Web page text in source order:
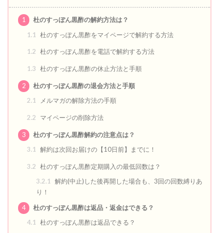
1
杜のすっぽん黒酢の解約方法は？
1.1
杜のすっぽん黒酢をマイページで解約する方法
1.2 杜のすっぽん黒酢を電話で解約する方法
1.3 杜のすっぽん黒酢の休止方法と手順
2
杜のすっぽん黒酢の退会方法と手順
2.1
メルマガの解除方法の手順
2.2 マイページの削除方法
3
杜のすっぽん黒酢解約の注意点は？
3.1
解約は次回お届けの【10日前】までに！
3.2 杜のすっぽん黒酢定期購入の最低回数は？
3.2.1 解約(中止)した後再開した場合も、3回の回数縛りあ
り！
4
杜のすっぽん黒酢は返品・返金はできる？
4.1 杜のすっぽん黒酢は返品できる？